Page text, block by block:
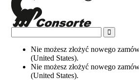
Nie możesz złożyć nowego
(United States).
Nie możesz złożyć nowego
(United States).